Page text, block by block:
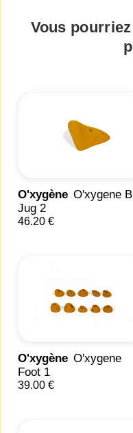
Vous
O'xygène O'xygene
Jug 2
46.20 €
O'xygène O'xygene
Foot 1
39.00 €